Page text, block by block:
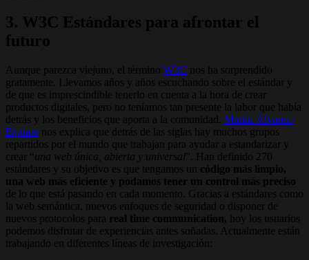
3. W3C Estándares para afrontar el
futuro
Aunque parezca viejuno, el término W3C nos ha sorprendido
gratamente. Llevamos años y años escuchando sobre el estándar y
de que es imprescindible tenerlo en cuenta a la hora de crear
productos digitales, pero no teníamos tan presente la labor que había
detrás y los beneficios que aporta a la comunidad. Martín Álvarez-
Espinarnos explica que detrás de las siglas hay muchos grupos
repartidos por el mundo que trabajan para ayudar a estandarizar y
crear “ una web única, abierta y universal”. Han definido 270
estándares y su objetivo es que tengamos un código más limpio,
una web más eficiente y podamos tener un control más preciso
de lo que está pasando en cada momento. Gracias a estándares como
la web semántica, nuevos enfoques de seguridad o disponer de
nuevos protocolos para real time communication, hoy los usuarios
podemos disfrutar de experiencias antes soñadas. Actualmente están
trabajando en diferentes líneas de investigación: